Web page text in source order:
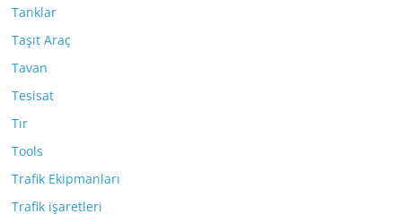
Tanklar
Taşıt Araç
Tavan
Tesisat
Tır
Tools
Trafik Ekipmanları
Trafik işaretleri